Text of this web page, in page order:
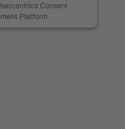
Consent
Platform